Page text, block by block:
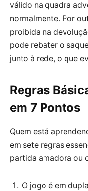
válido na quadra
normalmente. Por
proibida na
pode rebater o
junto à rede, o que
Regras
em 7 Pontos
Quem está
em sete regras
partida amadora ou
O jogo é em